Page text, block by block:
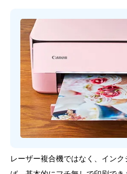
レーザー複合機ではなく、イン